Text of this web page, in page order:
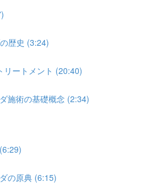
歴史 (3:24)
リートメント (20:40)
施術の基礎概念 (2:34)
の原典 (6:15)